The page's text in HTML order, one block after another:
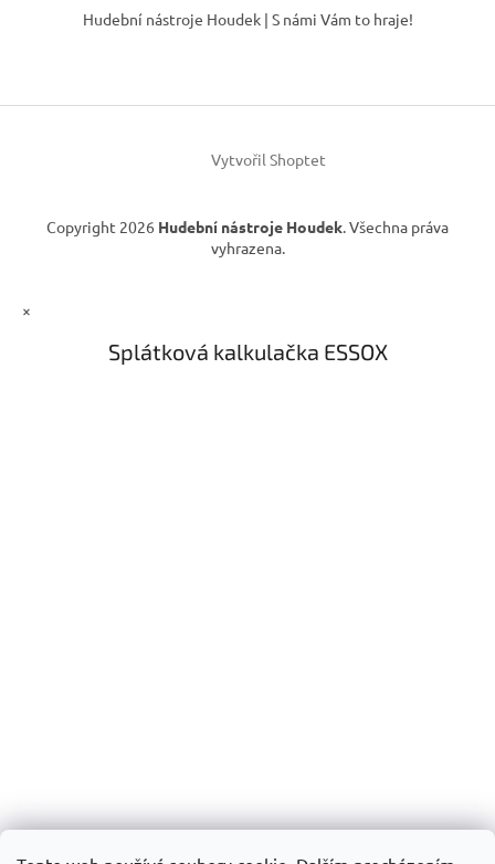
í
Hudební nástroje Houdek | S námi Vám to hraje!
Vytvořil Shoptet
Copyright 2026 Hudební nástroje Houdek. Všechna práva
vyhrazena.
×
Splátková kalkulačka ESSOX